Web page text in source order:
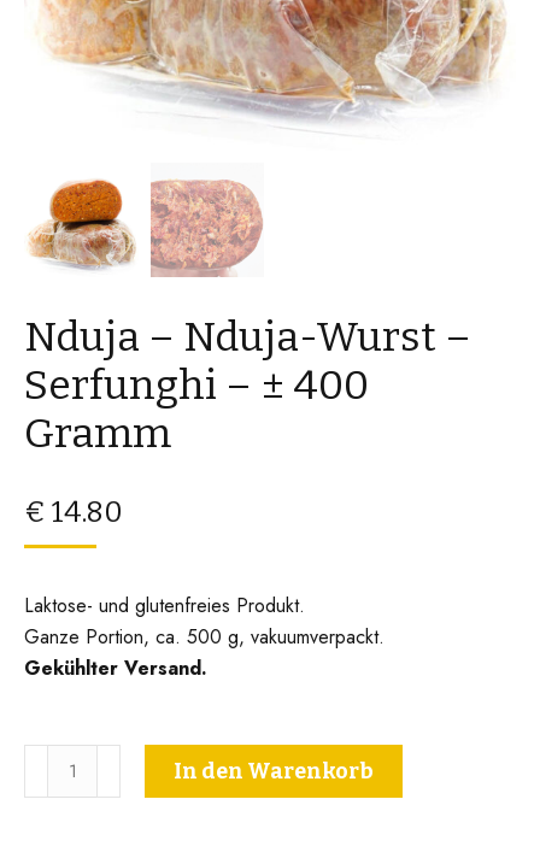
Nduja – Nduja-Wurst –
Serfunghi – ± 400
Gramm
€ 14.80
Laktose- und glutenfreies Produkt.
Ganze Portion, ca. 500 g, vakuumverpackt.
Gekühlter Versand.
Nduja
-
In den Warenkorb